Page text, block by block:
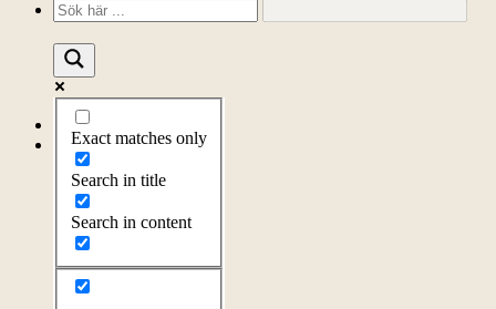
Exact matches only
Search in title
Search in content
Startsida
Om föreningen
Årsprogram
Kontakt
Styrelsen
Litteratur